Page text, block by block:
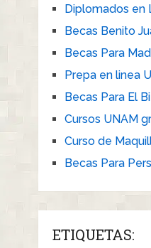
Diplomados en
Becas Benito
Becas Para
Prepa en linea
Becas Para El
Cursos UNAM
Curso de
Becas Para
ETIQUETAS: